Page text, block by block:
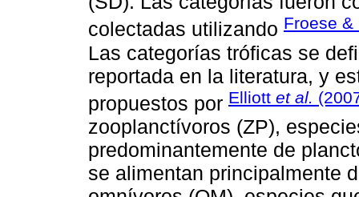
colectadas utilizando Froese &
Las categorías tróficas se
reportada en la literatura, y
propuestos por Elliott et al.
zooplanctívoros (ZP),
predominantemente de
se alimentan principalmente